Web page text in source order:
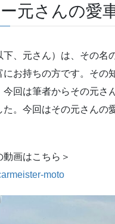
元さんの愛
下、元さん）は、その
お持ちの方です。その
回は筆者からその元さ
。今回はその元さんの
画はこちら＞
moto